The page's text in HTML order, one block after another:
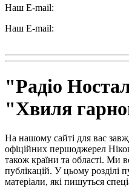
Наш E-mail:
Наш E-mail:
"Радіо
"Хвиля
На нашому сайті для вас
офіційних першоджерел
також країни та області. Ми
публікацій. У цьому розділі
матеріали, які пишуться